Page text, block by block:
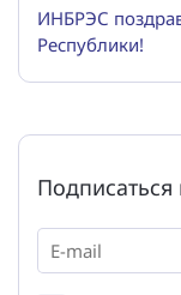
ИНБРЭС
Республики!
Подписаться